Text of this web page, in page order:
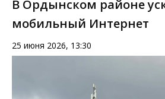
В Ордынском районе
мобильный Интернет
25 июня 2026, 13:30